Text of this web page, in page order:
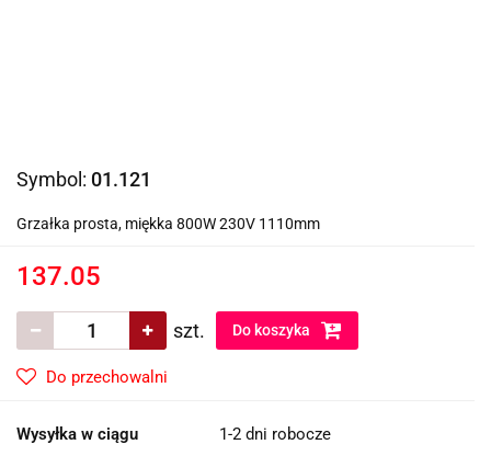
Symbol: 01.121
Grzałka prosta, miękka 800W 230V 1110mm
137.05
szt. Do koszyka
Do przechowalni
Wysyłka w ciągu 1-2 dni robocze